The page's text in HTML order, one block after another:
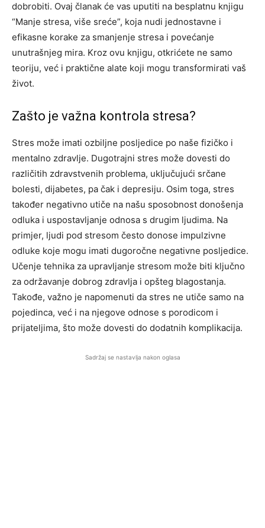
dobrobiti. Ovaj članak će vas uputiti na besplatnu knjigu
“Manje stresa, više sreće”, koja nudi jednostavne i
efikasne korake za smanjenje stresa i povećanje
unutrašnjeg mira. Kroz ovu knjigu, otkrićete ne samo
teoriju, već i praktične alate koji mogu transformirati vaš
život.
Zašto je važna kontrola stresa?
Stres može imati ozbiljne posljedice po naše fizičko i
mentalno zdravlje. Dugotrajni stres može dovesti do
različitih zdravstvenih problema, uključujući srčane
bolesti, dijabetes, pa čak i depresiju. Osim toga, stres
također negativno utiče na našu sposobnost donošenja
odluka i uspostavljanje odnosa s drugim ljudima. Na
primjer, ljudi pod stresom često donose impulzivne
odluke koje mogu imati dugoročne negativne posljedice.
Učenje tehnika za upravljanje stresom može biti ključno
za održavanje dobrog zdravlja i opšteg blagostanja.
Takođe, važno je napomenuti da stres ne utiče samo na
pojedinca, već i na njegove odnose s porodicom i
prijateljima, što može dovesti do dodatnih komplikacija.
Sadržaj se nastavlja nakon oglasa